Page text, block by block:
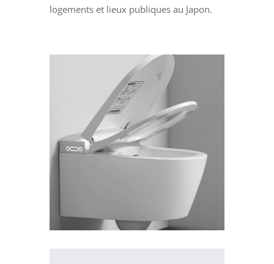
logements et lieux publiques au Japon.